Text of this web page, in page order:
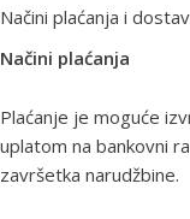
Načini plaćanja i
Načini plaćanja
Plaćanje je moguće
uplatom na bankovni
završetka narudžbine.